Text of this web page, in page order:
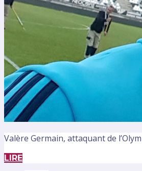
Valère Germain, attaquant de
LIRE